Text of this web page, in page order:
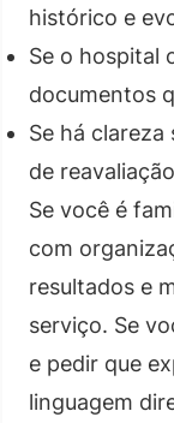
histórico e
Se o hospital
documentos
Se há
de
Se você é
com
resultados e
serviço. Se
e pedir que
linguagem